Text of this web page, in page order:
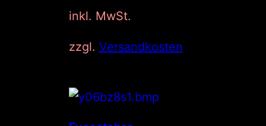
w
r
1
,
9
inkl. MwSt.
zzgl. Versandkosten